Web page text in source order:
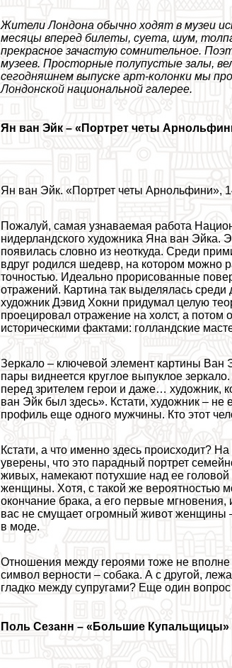
Жители Лондона обычно ходят в музеи
месяцы вперед билеты, суета, шум,
прекрасное зачастую сомнительное.
музеев. Просторные полупустые залы,
сегодняшнем выпуске арт-колонки мы
Лондонской национальной галерее.
Ян ван Эйк –«Портрет четы
Ян ван Эйк. «Портрет четы Арнольфини»,
Пожалуй, самая узнаваемая работа
нидерландского художника Яна ван Эйка.
появилась словно из неоткуда. Среди
вдруг родился шедевр, на котором можно
точностью. Идеально прорисованные
отражений. Картина так выделялась среди
художник Дэвид Хокни придумал целую
проецировал отражение на холст, а потом
историческими фактами: голландские
Зеркало – ключевой элемент картины
пары виднеется круглое выпуклое
перед зрителем герои и даже… художник,
ван Эйк был здесь». Кстати, художник – не
профиль еще одного мужчины. Кто этот
Кстати, а что именно здесь происходит?
уверены, что это парадный портрет
живых, намекают потухшие над ее
женщины. Хотя, с такой же вероятностью
окончание бpaка, а его первые
вас не смущает огромный живот женщины
в моде.
Отношения между героями тоже не вполне
символ верности – собака. А с другой,
гладко между супругами? Еще один вопрос
Поль Сезанн –«Большие Купальщицы»